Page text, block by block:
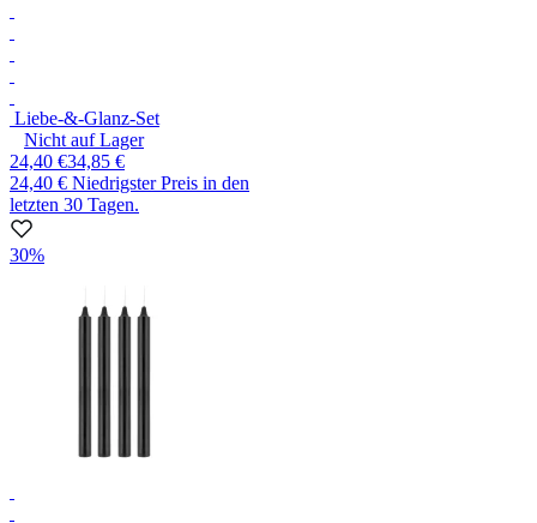
Liebe-&-Glanz-Set
Nicht auf Lager
24,40 €34,85 €
24,40 € Niedrigster Preis in den
letzten 30 Tagen.
30%